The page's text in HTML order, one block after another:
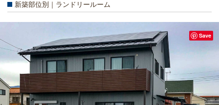
新築部位別｜ランドリールーム
Save